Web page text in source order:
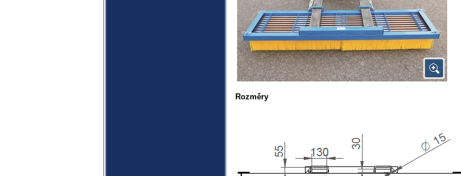
Rozměry